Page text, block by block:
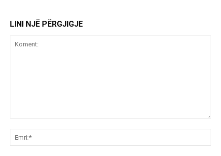
LINI NJË PËRGJIGJE